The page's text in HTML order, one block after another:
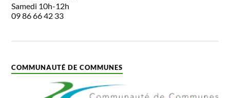
Samedi 10h-12h
09 86 66 42 33
COMMUNAUTÉ DE COMMUNES